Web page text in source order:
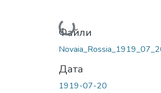
Вантажиться...
Файли
Дата
1919-07-20